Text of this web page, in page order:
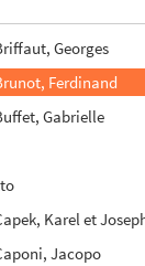
Georges
Ferdinand
Gabrielle
Karel et
Jacopo